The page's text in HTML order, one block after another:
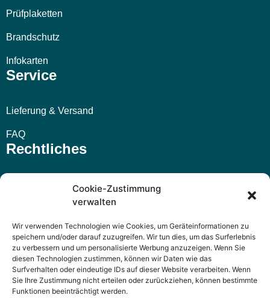
Cookie-Zustimmung
verwalten
Wir verwenden Technologien wie Cookies, um Geräteinformationen zu
speichern und/oder darauf zuzugreifen. Wir tun dies, um das Surferlebnis
zu verbessern und um personalisierte Werbung anzuzeigen. Wenn Sie
diesen Technologien zustimmen, können wir Daten wie das
Surfverhalten oder eindeutige IDs auf dieser Website verarbeiten. Wenn
Sie Ihre Zustimmung nicht erteilen oder zurückziehen, können bestimmte
Funktionen beeinträchtigt werden.
Prüfplaketten
Brandschutz
Infokarten
Service
Lieferung & Versand
FAQ
Rechtliches
Widerrufsbelehrung
Datenschutzerklärung